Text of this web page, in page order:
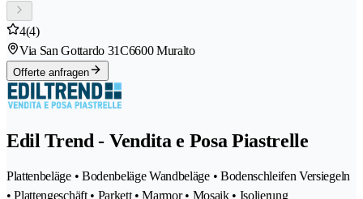
4(4)
Via San Gottardo 31C6600 Muralto
Offerte anfragen
Edil Trend - Vendita e Posa Piastrelle
Plattenbeläge • Bodenbeläge Wandbeläge • Bodenschleifen Versiegeln
• Plattengeschäft • Parkett • Marmor • Mosaik • Isolierung